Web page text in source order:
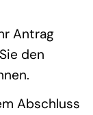
Antrag
den
Abschluss